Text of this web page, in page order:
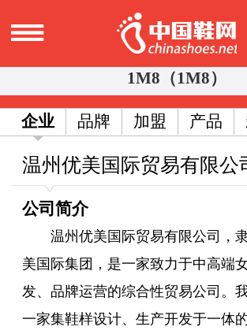
1M8（1M8）
企业 品牌 加盟 产品
温州优美国际贸易有限公
公司简介
温州优美国际贸易有限公司，
美国际集团，是一家致力于中高端
发、品牌运营的综合性贸易公司。
一家集鞋样设计、生产开发于一体